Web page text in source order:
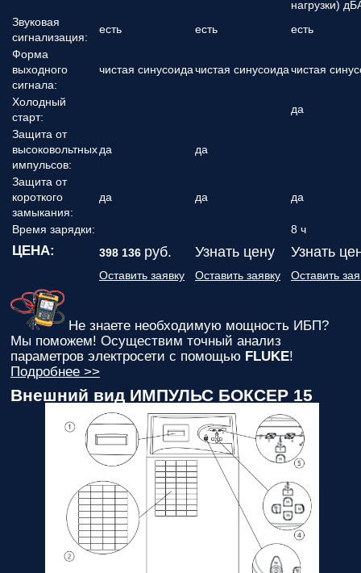
нагрузки)
Звуковая
сигнализация:
есть есть
есть
Форма
выходного
сигнала:
чистая синусоидачистая синусоидачистая
Холодный
старт:
да
Защита от
высоковольтных
импульсов:
да да
Защита от
короткого
замыкания:
да да да
Время зарядки: 8 ч
ЦЕНА: 398 136 руб. Узнать цену Узнать
Оставить заявку Оставить заявку Оставить
Не знаете необходимую мощность ИБП?
Мы поможем! Осуществим точный анализ
параметров электросети с помощью FLUKE!
Подробнее >>
Внешний вид ИМПУЛЬС БОКСЕР 15